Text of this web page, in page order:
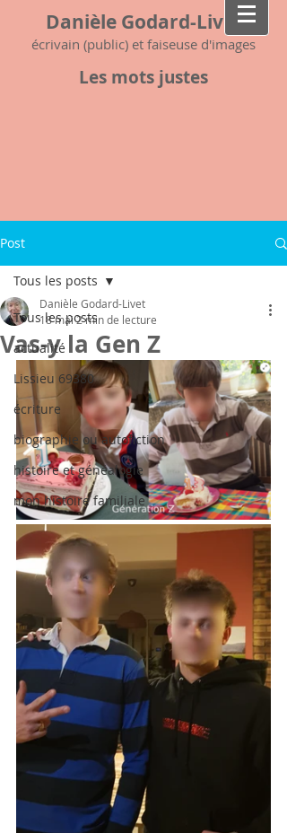
Danièle Godard-Livet
écrivain (public) et faiseuse d'images
Les mots justes
Post
Tous les posts
actualité
Lissieu 69380
écriture
biographie ou autofiction
histoire et généalogie
mon histoire familiale
Tous les posts
Vas-y la Gen Z
Danièle Godard-Livet
18 mai 2 min de lecture